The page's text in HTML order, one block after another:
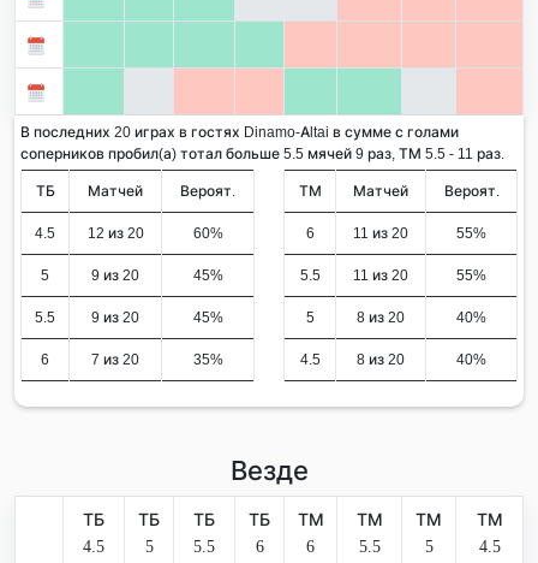
В последних 20 играх в гостях Dinamo-Altai в сумме с голами
соперников пробил(а) тотал больше 5.5 мячей 9 раз, ТМ 5.5 - 11 раз.
ТБ Матчей Вероят.
4.5 12 из 20 60%
5 9 из 20 45%
5.5 9 из 20 45%
6 7 из 20 35%
ТМ Матчей Вероят.
6 11 из 20 55%
5.5 11 из 20 55%
5 8 из 20 40%
4.5 8 из 20 40%
Везде
ТБ
4.5
ТБ
5
ТБ
5.5
ТБ
6
ТМ
6
ТМ
5.5
ТМ
5
ТМ
4.5